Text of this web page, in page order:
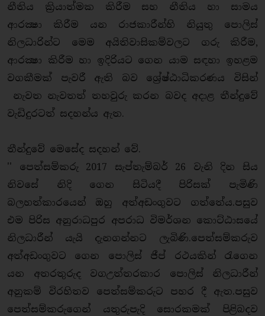
නීතිය ක්‍රියාත්මක කිරීම සහ නීතිය හා සාමය
ආරක්‍ෂා කිරීම යන රාජකාරීන්හි නියුතු පොලිස්
නිලධාරින්ට මෙම අයිතිවාසිකම්වලට ගරු කිරීම,
ආරක්‍ෂා කිරීම හා ඉදිරියට ගෙන යාම සඳහා ඉහළම
වගකීමක් පැවරී ඇති බව ශ්‍රේෂ්ඨාධිකරණය විසින්
නැවත නැවතත් තහවුරු කරන බවද අදාළ තීන්දුවේ
වැඩිදුරටත් සදහන්ය ඇත.
තීන්දුවේ මෙසේද සදහන් වේ.
'' පෙත්සම්කරු 2017 සැප්තැම්බර් 26 වැනි දින සිය
නිවසේ නිදි ගෙන සිටියදී පිරිසක් පැමිණි
බලහත්කාරයෙන් ඔහු අත්අඩංගුවට ගත්තේය.පසුව
එම පිරිස අනුරාධපුර අපරාධ විමර්ශන කොට්ඨාසයේ
නිලධාරීන් යැයි දැනගන්නට ලැබිණි.පෙත්සම්කරුව
අත්අඩංගුවට ගෙන පොලිස් ජීප් රථයකින් රැගෙන
යන අතරතුරුද වගඋත්තරකාර පොලිස් නිලධාරීන්
අනුකම් විරහිතව පෙත්සම්කරුට පහර දී ඇත.පසුව
පෙත්සම්කරුගෙන් යතුරුපැදි සොරකමක් පිළිබදව